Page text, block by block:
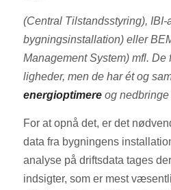
(Central Tilstandsstyring),
bygningsinstallation) eller
Management System) mfl. De
ligheder, men de har ét og
energioptimere og nedbringe
For at opnå det, er det
data fra bygningens
analyse på driftsdata tages
indsigter, som er mest